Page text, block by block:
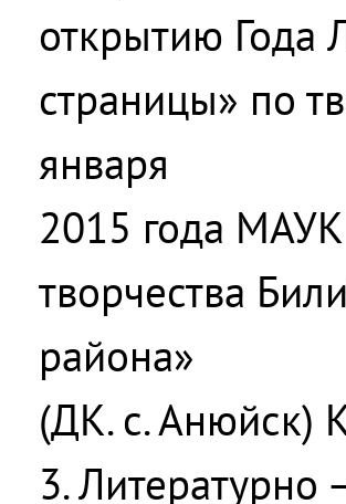
открытию Года
страницы» по
января
2015 года
творчества
района»
(ДК. с. Анюйск)
3. Литературно